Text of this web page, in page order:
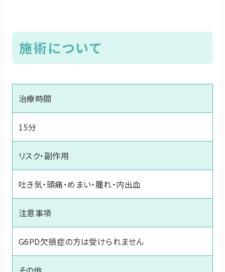
施術について
治療時間
15分
リスク・副作用
吐き気・頭痛・めまい・腫れ・内出血
注意事項
G6PD欠損症の方は受けられません